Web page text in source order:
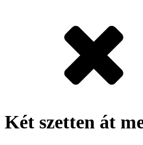
Két szetten át